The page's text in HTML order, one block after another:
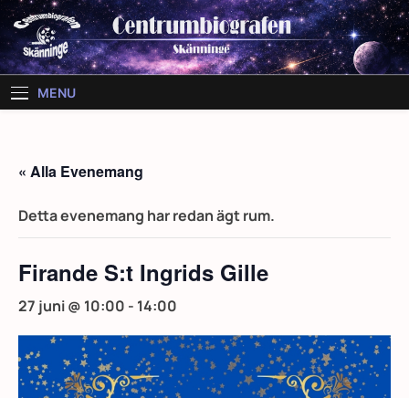
Skip
to
content
MENU
« Alla Evenemang
Detta evenemang har redan ägt rum.
Firande S:t Ingrids Gille
27 juni @ 10:00 - 14:00